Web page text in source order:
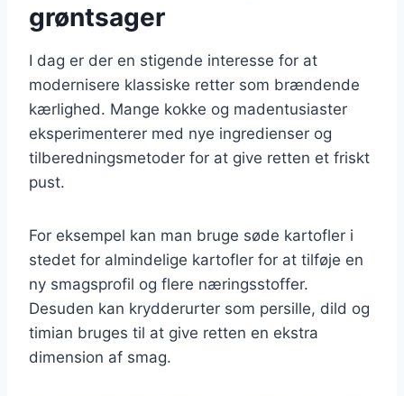
grøntsager
I dag er der en stigende interesse for at
modernisere klassiske retter som brændende
kærlighed. Mange kokke og madentusiaster
eksperimenterer med nye ingredienser og
tilberedningsmetoder for at give retten et friskt
pust.
For eksempel kan man bruge søde kartofler i
stedet for almindelige kartofler for at tilføje en
ny smagsprofil og flere næringsstoffer.
Desuden kan krydderurter som persille, dild og
timian bruges til at give retten en ekstra
dimension af smag.